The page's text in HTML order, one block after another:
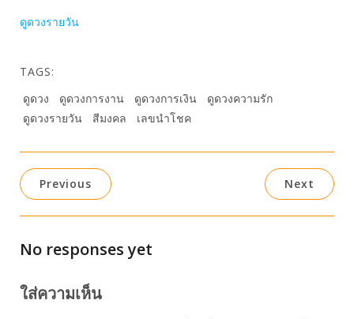
ดูดวงรายวัน
TAGS:
ดูดวง
ดูดวงการงาน ดูดวงการเงิน
ดูดวงความรัก
ดูดวงรายวัน
สีมงคล เลขนำโชค
Previous Next
No responses yet
ใส่ความเห็น